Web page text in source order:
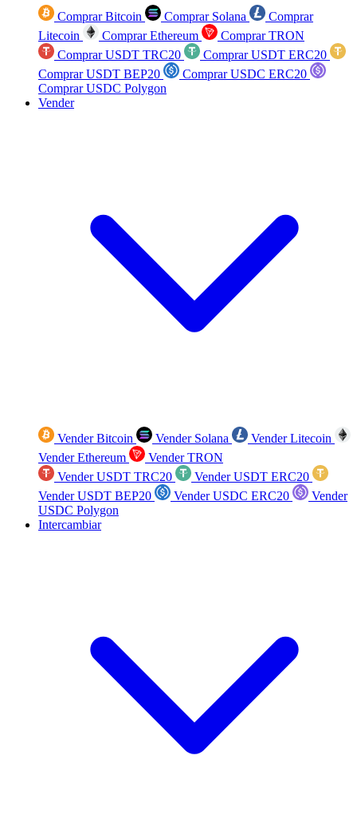
Comprar Bitcoin Comprar Solana
Comprar
Litecoin
Comprar Ethereum
Comprar TRON
Comprar USDT TRC20
Comprar USDT ERC20
Comprar USDT BEP20
Comprar USDC ERC20
Comprar USDC Polygon
Vender
Vender Bitcoin Vender Solana
Vender Litecoin
Vender Ethereum
Vender TRON
Vender USDT TRC20
Vender USDT ERC20
Vender USDT BEP20
Vender USDC ERC20
Vender
USDC Polygon
Intercambiar